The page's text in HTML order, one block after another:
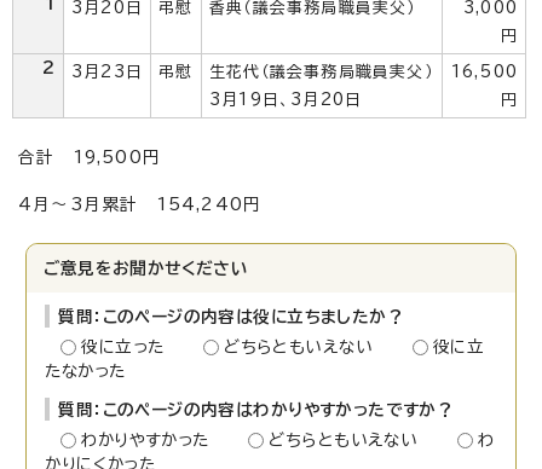
1
3月20日 弔慰 香典（議会事務局職員実父）
3,000
円
2 3月23日 弔慰
生花代（議会事務局職員実父）
3月19日、3月20日
16,500
円
合計 19,500円
4月～3月累計 154,240円
ご意見をお聞かせください
質問：このページの内容は役に立ちましたか？
役に立った
どちらともいえない
役に立
たなかった
質問：このページの内容はわかりやすかったですか？
わかりやすかった
どちらともいえない
わ
かりにくかった